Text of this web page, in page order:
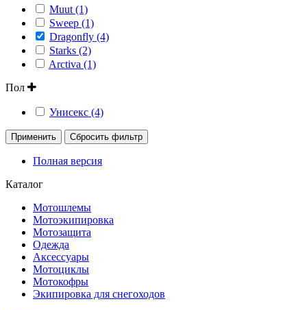
Muut (1)
Sweep (1)
Dragonfly (4)
Starks (2)
Arctiva (1)
Пол
Унисекс (4)
Применить Сбросить фильтр
Полная версия
Каталог
Мотошлемы
Мотоэкипировка
Мотозащита
Одежда
Аксессуары
Мотоциклы
Мотокофры
Экипировка для снегоходов